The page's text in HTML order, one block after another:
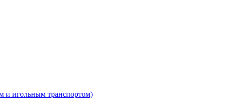
и игольным транспортом)